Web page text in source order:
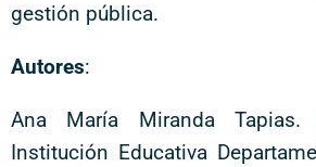
gestión pública.
Autores:
Ana María Miranda
Institución Educativa